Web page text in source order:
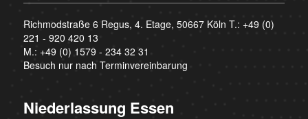
Richmodstraße 6 Regus, 4. Etage, 50667 Köln T.: +49 (0)
221 - 920 420 13
M.: +49 (0) 1579 - 234 32 31
Besuch nur nach Terminvereinbarung
Niederlassung Essen